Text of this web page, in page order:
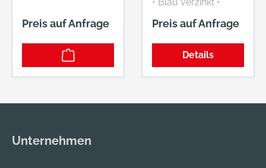
Preis auf Anfrage
Gerollt • Mit
vernietetem
Messingstift
Preis auf Anfrage
Details
Unternehmen